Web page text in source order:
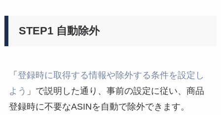
STEP1 自動除外
「 登録時に取得する情報や除外する条件を設定し
よう 」で説明した通り、事前の設定に従い、商品
登録時に不要なASINを自動で除外できます。